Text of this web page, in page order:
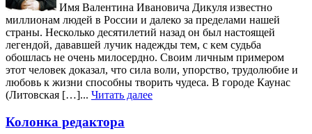
Имя Валентина Ивановича Дикуля известно
миллионам людей в России и далеко за пределами нашей
страны. Несколько десятилетий назад он был настоящей
легендой, дававшей лучик надежды тем, с кем судьба
обошлась не очень милосердно. Своим личным примером
этот человек доказал, что сила воли, упорство, трудолюбие и
любовь к жизни способны творить чудеса. В городе Каунас
(Литовская […]... Читать далее
Колонка редактора